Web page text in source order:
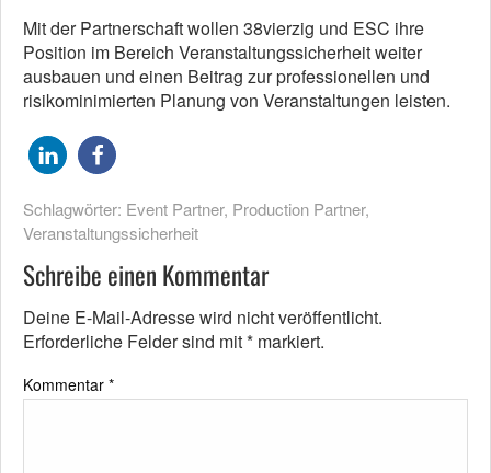
Mit der Partnerschaft wollen 38vierzig und ESC ihre
Position im Bereich Veranstaltungssicherheit weiter
ausbauen und einen Beitrag zur professionellen und
risikominimierten Planung von Veranstaltungen leisten.
Schlagwörter: Event Partner, Production Partner,
Veranstaltungssicherheit
Schreibe einen Kommentar
Deine E-Mail-Adresse wird nicht veröffentlicht.
Erforderliche Felder sind mit* markiert.
Kommentar *